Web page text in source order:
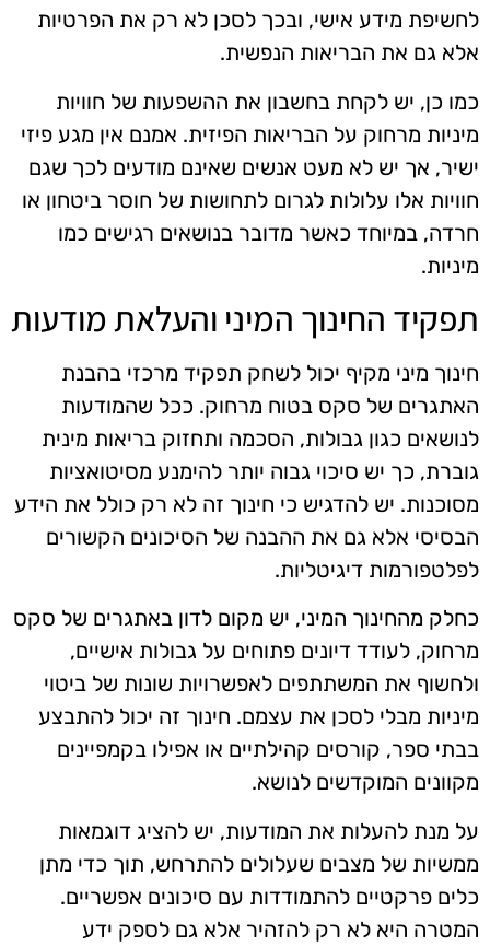
לחשיפת מידע אישי, ובכך לסכן לא רק את הפרטיות
אלא גם את הבריאות הנפשית.
כמו כן, יש לקחת בחשבון את ההשפעות של חוויות
מיניות מרחוק על הבריאות הפיזית. אמנם אין מגע פיזי
ישיר, אך יש לא מעט אנשים שאינם מודעים לכך שגם
חוויות אלו עלולות לגרום לתחושות של חוסר ביטחון או
חרדה, במיוחד כאשר מדובר בנושאים רגישים כמו
מיניות.
תפקיד החינוך המיני והעלאת מודעות
חינוך מיני מקיף יכול לשחק תפקיד מרכזי בהבנת
האתגרים של סקס בטוח מרחוק. ככל שהמודעות
לנושאים כגון גבולות, הסכמה ותחזוק בריאות מינית
גוברת, כך יש סיכוי גבוה יותר להימנע מסיטואציות
מסוכנות. יש להדגיש כי חינוך זה לא רק כולל את הידע
הבסיסי אלא גם את ההבנה של הסיכונים הקשורים
לפלטפורמות דיגיטליות.
כחלק מהחינוך המיני, יש מקום לדון באתגרים של סקס
מרחוק, לעודד דיונים פתוחים על גבולות אישיים,
ולחשוף את המשתתפים לאפשרויות שונות של ביטוי
מיניות מבלי לסכן את עצמם. חינוך זה יכול להתבצע
בבתי ספר, קורסים קהילתיים או אפילו בקמפיינים
מקוונים המוקדשים לנושא.
על מנת להעלות את המודעות, יש להציג דוגמאות
ממשיות של מצבים שעלולים להתרחש, תוך כדי מתן
כלים פרקטיים להתמודדות עם סיכונים אפשריים.
המטרה היא לא רק להזהיר אלא גם לספק ידע